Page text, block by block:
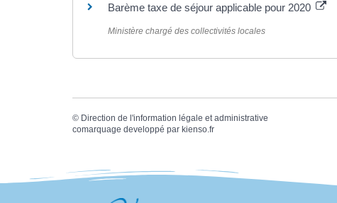
Barème taxe de séjour applicable pour 2020
Ministère chargé des collectivités locales
© Direction de l'information légale et administrative
comarquage developpé par kienso.fr